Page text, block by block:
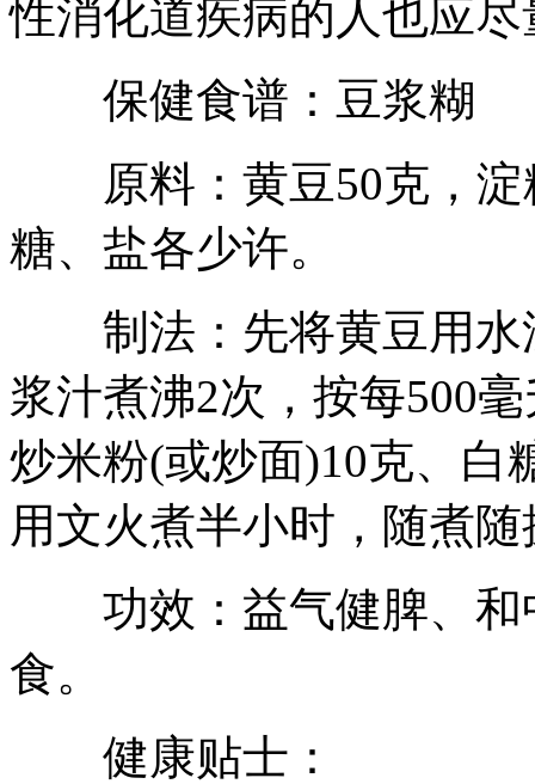
性消化道疾病的人也应
保健食谱：豆浆糊
原料：黄豆50克，淀
糖、盐各少许。
制法：先将黄豆用水
浆汁煮沸2次，按每500
炒米粉(或炒面)10克、白
用文火煮半小时，随煮
功效：益气健脾、和
食。
健康贴士：